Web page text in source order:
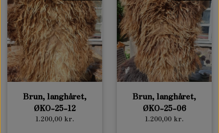
Brun, langhåret,
ØKO-25-12
1.200,00 kr.
Brun, langhåret,
ØKO-25-06
1.200,00 kr.